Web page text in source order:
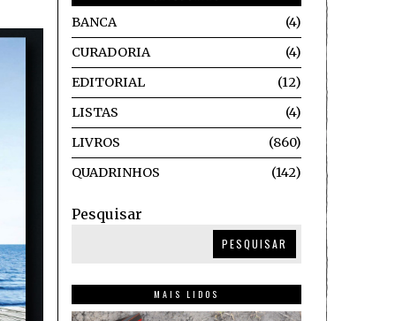
BANCA
4
CURADORIA
4
EDITORIAL
12
LISTAS
4
LIVROS
860
QUADRINHOS
142
Pesquisar
PESQUISAR
MAIS LIDOS